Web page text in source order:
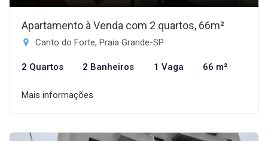
Apartamento à Venda com 2 quartos, 66m²
Canto do Forte, Praia Grande-SP
2 Quartos 2 Banheiros 1 Vaga 66 m²
Mais informações